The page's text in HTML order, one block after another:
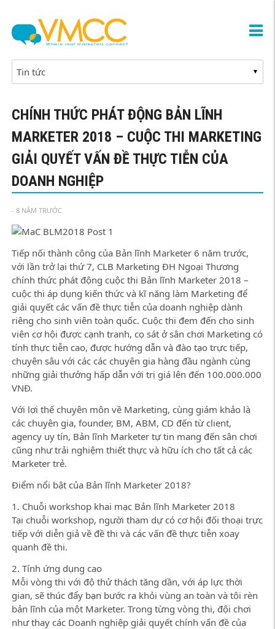
CHÍNH THỨC PHÁT ĐỘNG BẢN LĨNH
MARKETER 2018 – CUỘC THI MARKETING
GIẢI QUYẾT VẤN ĐỀ THỰC TIỄN CỦA
DOANH NGHIỆP
- 8 NĂM TRƯỚC
Tiếp nối thành công của Bản lĩnh Marketer 6 năm trước,
với lần trở lại thứ 7, CLB Marketing ĐH Ngoại Thương
chính thức phát động cuộc thi Bản lĩnh Marketer 2018 –
cuộc thi áp dụng kiến thức và kĩ năng làm Marketing để
giải quyết các vấn đề thực tiễn của doanh nghiệp dành
riêng cho sinh viên toàn quốc. Cuộc thi đem đến cho sinh
viên cơ hội được cạnh tranh, cọ sát ở sân chơi Marketing có
tính thực tiễn cao, được hướng dẫn và đào tạo trực tiếp,
chuyên sâu với các các chuyên gia hàng đầu ngành cùng
những giải thưởng hấp dẫn với trị giá lên đến 100.000.000
VNĐ.
Với lợi thế chuyên môn về Marketing, cùng giám khảo là
các chuyên gia, founder, BM, ABM, CD đến từ client,
agency uy tín, Bản lĩnh Marketer tự tin mang đến sân chơi
cũng như trải nghiệm thiết thực và hữu ích cho tất cả các
Marketer trẻ.
Điểm nổi bật của Bản lĩnh Marketer 2018?
1. Chuỗi workshop khai mạc Bản lĩnh Marketer 2018
Tại chuỗi workshop, người tham dự có cơ hội đối thoại trực
tiếp với diễn giả về đề thi và các vấn đề thực tiễn xoay
quanh đề thi.
2. Tính ứng dụng cao
Mỗi vòng thi với độ thử thách tăng dần, với áp lực thời
gian, sẽ thúc đẩy bạn bước ra khỏi vùng an toàn và tôi rèn
bản lĩnh của một Marketer. Trong từng vòng thi, đội chơi
như thay các Doanh nghiệp giải quyết chính vấn đề của